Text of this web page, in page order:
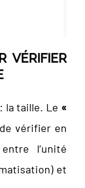
VÉRIFIER
la taille. Le «
vérifier en
l’unité
et